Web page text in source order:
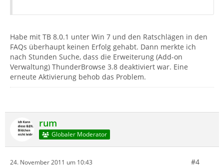
Habe mit TB 8.0.1 unter Win 7 und den Ratschlägen in den
FAQs überhaupt keinen Erfolg gehabt. Dann merkte ich
nach Stunden Suche, dass die Erweiterung (Add-on
Verwaltung) ThunderBrowse 3.8 deaktiviert war. Eine
erneute Aktivierung behob das Problem.
rum
Globaler Moderator
24. November 2011 um 10:43 #4